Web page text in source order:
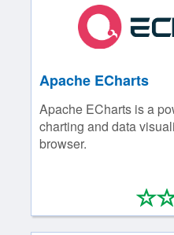
Apache ECharts
Apache ECharts is a
charting and data
browser.